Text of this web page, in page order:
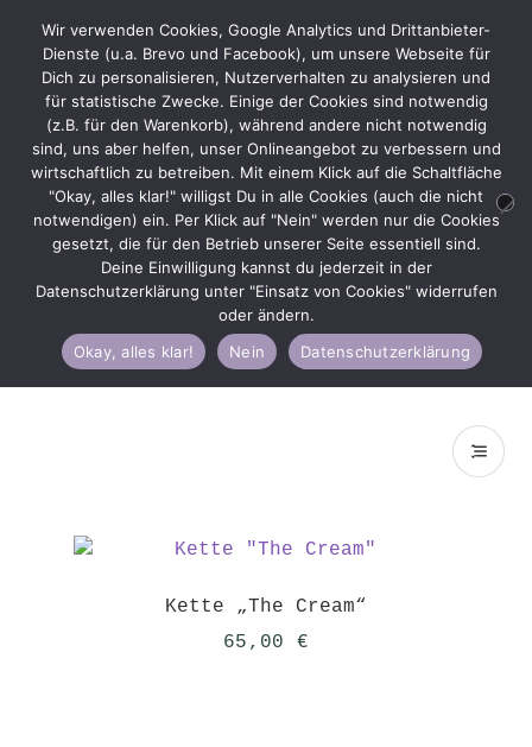
Zur
Navigation
springen
Zum
Inhalt
springen
Menü
Produkt Steingröße 4mm
4mm
Kette „The Cream“
65,00 €
Wir verwenden Cookies, Google Analytics und Drittanbieter-
Dienste (u.a. Brevo und Facebook), um unsere Webseite für
Dich zu personalisieren, Nutzerverhalten zu analysieren und
für statistische Zwecke. Einige der Cookies sind notwendig
(z.B. für den Warenkorb), während andere nicht notwendig
sind, uns aber helfen, unser Onlineangebot zu verbessern und
wirtschaftlich zu betreiben. Mit einem Klick auf die Schaltfläche
"Okay, alles klar!" willigst Du in alle Cookies (auch die nicht
notwendigen) ein. Per Klick auf "Nein" werden nur die Cookies
gesetzt, die für den Betrieb unserer Seite essentiell sind.
Deine Einwilligung kannst du jederzeit in der
Datenschutzerklärung unter "Einsatz von Cookies" widerrufen
oder ändern.
Okay, alles klar!
Nein Datenschutzerklärung